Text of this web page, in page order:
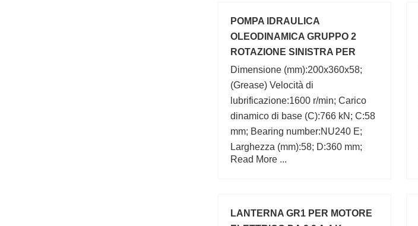
POMPA IDRAULICA
OLEODINAMICA GRUPPO 2
ROTAZIONE SINISTRA PER
TRATTORE LANDINI
Dimensione (mm):200x360x58;
(Grease) Velocità di
lubrificazione:1600 r/min; Carico
dinamico di base (C):766 kN; C:58
mm; Bearing number:NU240 E;
Larghezza (mm):58; D:360 mm;
d:200 mm; Diametro esterno
Read More ...
LANTERNA GR1 PER MOTORE